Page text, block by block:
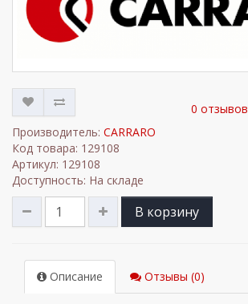
0 отзывов
Производитель: CARRARO
Код товара: 129108
Артикул: 129108
Доступность: На складе
В корзину
Описание Отзывы (0)